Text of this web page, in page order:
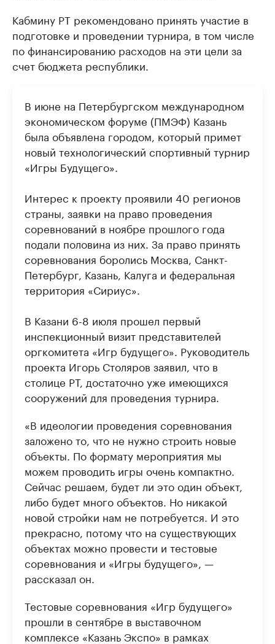
Кабмину РТ рекомендовано принять участие в
подготовке и проведении турнира, в том числе
по финансированию расходов на эти цели за
счет бюджета республики.
В июне на Петербургском международном
экономическом форуме (ПМЭФ) Казань
была объявлена городом, который примет
новый технологический спортивный турнир
«Игры Будущего».
Интерес к проекту проявили 40 регионов
страны, заявки на право проведения
соревнований в ноябре прошлого года
подали половина из них. За право принять
соревнования боролись Москва, Санкт-
Петербург, Казань, Калуга и федеральная
территория «Сириус».
В Казани 6-8 июля прошел первый
инспекционный визит представителей
оргкомитета «Игр будущего». Руководитель
проекта Игорь Столяров заявил, что в
столице РТ, достаточно уже имеющихся
сооружений для проведения турнира.
«В идеологии проведения соревнования
заложено то, что не нужно строить новые
объекты. По формату мероприятия мы
можем проводить игры очень компактно.
Сейчас решаем, будет ли это один объект,
либо будет много объектов. Но никакой
новой стройки нам не потребуется. И это
прекрасно, потому что на существующих
объектах можно провести и тестовые
соревнования и «Игры будущего», —
рассказал он.
Тестовые соревнования «Игр будущего»
прошли в сентябре в выставочном
комплексе «Казань Экспо» в рамках